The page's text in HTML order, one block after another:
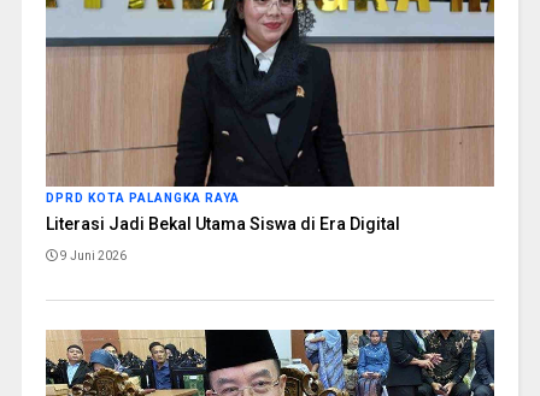
DPRD KOTA PALANGKA RAYA
Literasi Jadi Bekal Utama Siswa di Era Digital
9 Juni 2026